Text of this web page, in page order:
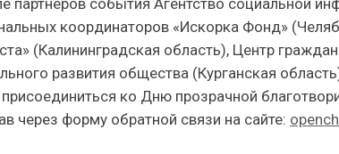
партнеров события Агентство социальной
координаторов «Искорка Фонд»
(Калининградская область), Центр
развития общества (Курганская
ко Дню прозрачной
через форму обратной связи на сайте: